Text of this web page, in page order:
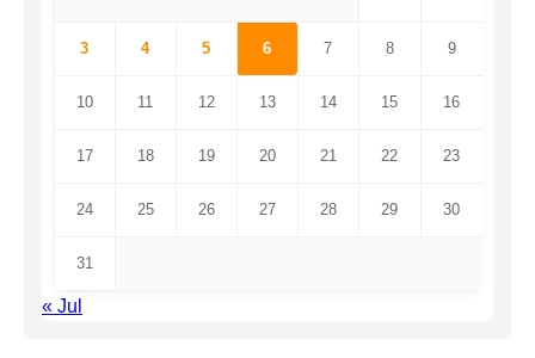
3 4 5 6 7 8 9
10 11 12 13 14 15 16
17 18 19 20 21 22 23
24 25 26 27 28 29 30
31
« Jul